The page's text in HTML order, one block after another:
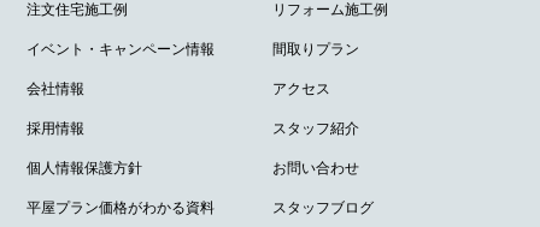
注文住宅施工例 リフォーム施工例
イベント・キャンペーン情報 間取りプラン
会社情報 アクセス
採用情報 スタッフ紹介
個人情報保護方針 お問い合わせ
平屋プラン価格がわかる資料 スタッフブログ